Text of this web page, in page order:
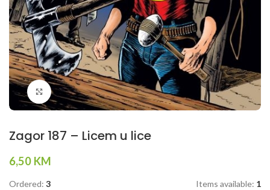
Klikni da povečaš
Zagor 187 – Licem u lice
6,50 KM
Ordered: 3 Items available: 1